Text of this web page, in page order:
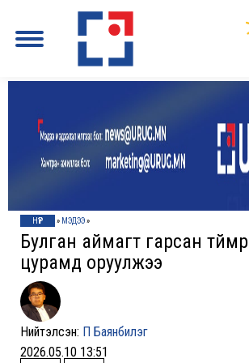
НҮҮР » МЭДЭЭ»
Булган аймагт гарсан
цурамд оруулжээ
Нийтэлсэн: П Баянбилэг
2026.05.10 13:51